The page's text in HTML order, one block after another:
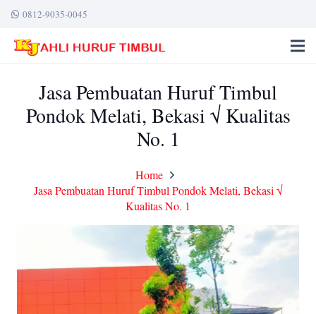
0812-9035-0045
Jasa Pembuatan Huruf Timbul
Pondok Melati, Bekasi √ Kualitas
No. 1
Home
Jasa Pembuatan Huruf Timbul Pondok Melati, Bekasi √
Kualitas No. 1